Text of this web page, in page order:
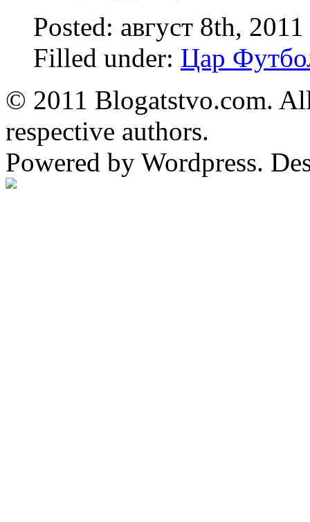
Posted: август 8th,
Filled under: Цар
© 2011 Blogatstvo.com.
respective authors.
Powered by Wordpress.